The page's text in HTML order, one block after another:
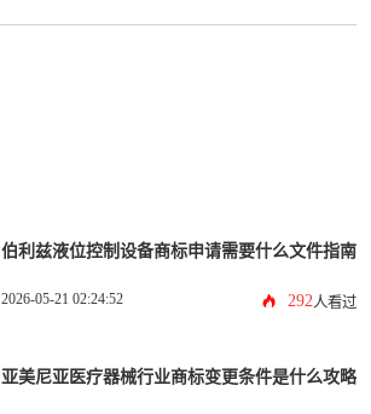
伯利兹液位控制设备商标申请需要什么文件指南
2026-05-21 02:24:52 292 人看过
亚美尼亚医疗器械行业商标变更条件是什么攻略